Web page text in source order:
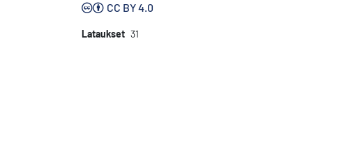
CC BY 4.0
Lataukset 31